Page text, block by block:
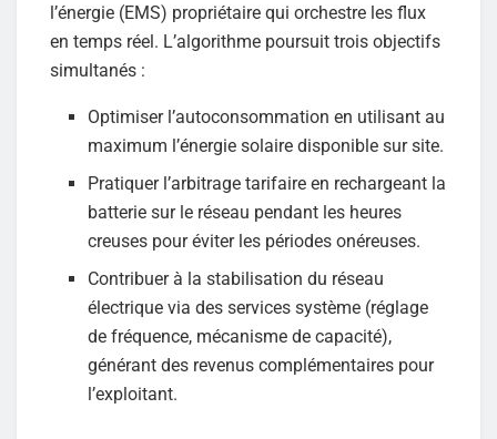
l’énergie (EMS) propriétaire qui orchestre les flux
en temps réel. L’algorithme poursuit trois objectifs
simultanés :
Optimiser l’autoconsommation en utilisant au
maximum l’énergie solaire disponible sur site.
Pratiquer l’arbitrage tarifaire en rechargeant la
batterie sur le réseau pendant les heures
creuses pour éviter les périodes onéreuses.
Contribuer à la stabilisation du réseau
électrique via des services système (réglage
de fréquence, mécanisme de capacité),
générant des revenus complémentaires pour
l’exploitant.